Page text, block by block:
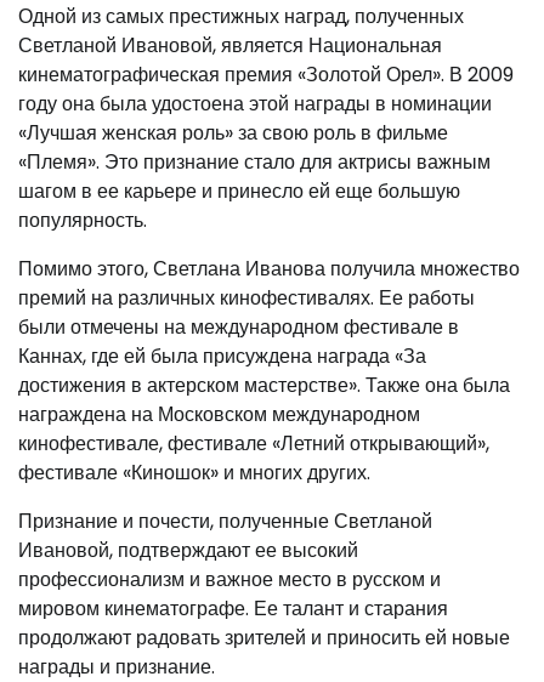
Одной из самых престижных наград, полученных
Светланой Ивановой, является Национальная
кинематографическая премия «Золотой Орел». В 2009
году она была удостоена этой награды в номинации
«Лучшая женская роль» за свою роль в фильме
«Племя». Это признание стало для актрисы важным
шагом в ее карьере и принесло ей еще большую
популярность.
Помимо этого, Светлана Иванова получила множество
премий на различных кинофестивалях. Ее работы
были отмечены на международном фестивале в
Каннах, где ей была присуждена награда «За
достижения в актерском мастерстве». Также она была
награждена на Московском международном
кинофестивале, фестивале «Летний открывающий»,
фестивале «Киношок» и многих других.
Признание и почести, полученные Светланой
Ивановой, подтверждают ее высокий
профессионализм и важное место в русском и
мировом кинематографе. Ее талант и старания
продолжают радовать зрителей и приносить ей новые
награды и признание.